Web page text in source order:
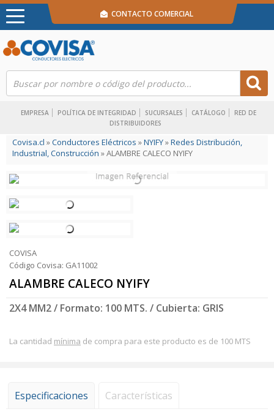
EMPRESA POLÍTICA DE INTEGRIDAD SUCURSALES CATÁLOGO
RED DE
DISTRIBUIDORES
CONTACTO COMERCIAL
Covisa.cl »Conductores Eléctricos »NYIFY»Redes Distribución,
Industrial, Construcción » ALAMBRE CALECO NYIFY
COVISA
Código Covisa: GA11002
ALAMBRE CALECO NYIFY
2X4 MM2 / Formato: 100 MTS. / Cubierta: GRIS
La cantidad mínima de compra para este producto es de 100 MTS
Especificaciones Características